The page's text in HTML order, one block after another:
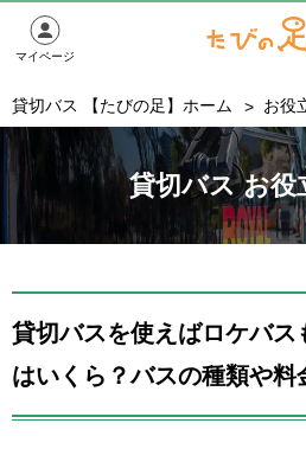
マイページ
貸切バス 【たびの足】ホーム お役
貸切バス お役
貸切バスを使えばロケバス
はいくら？バスの種類や料